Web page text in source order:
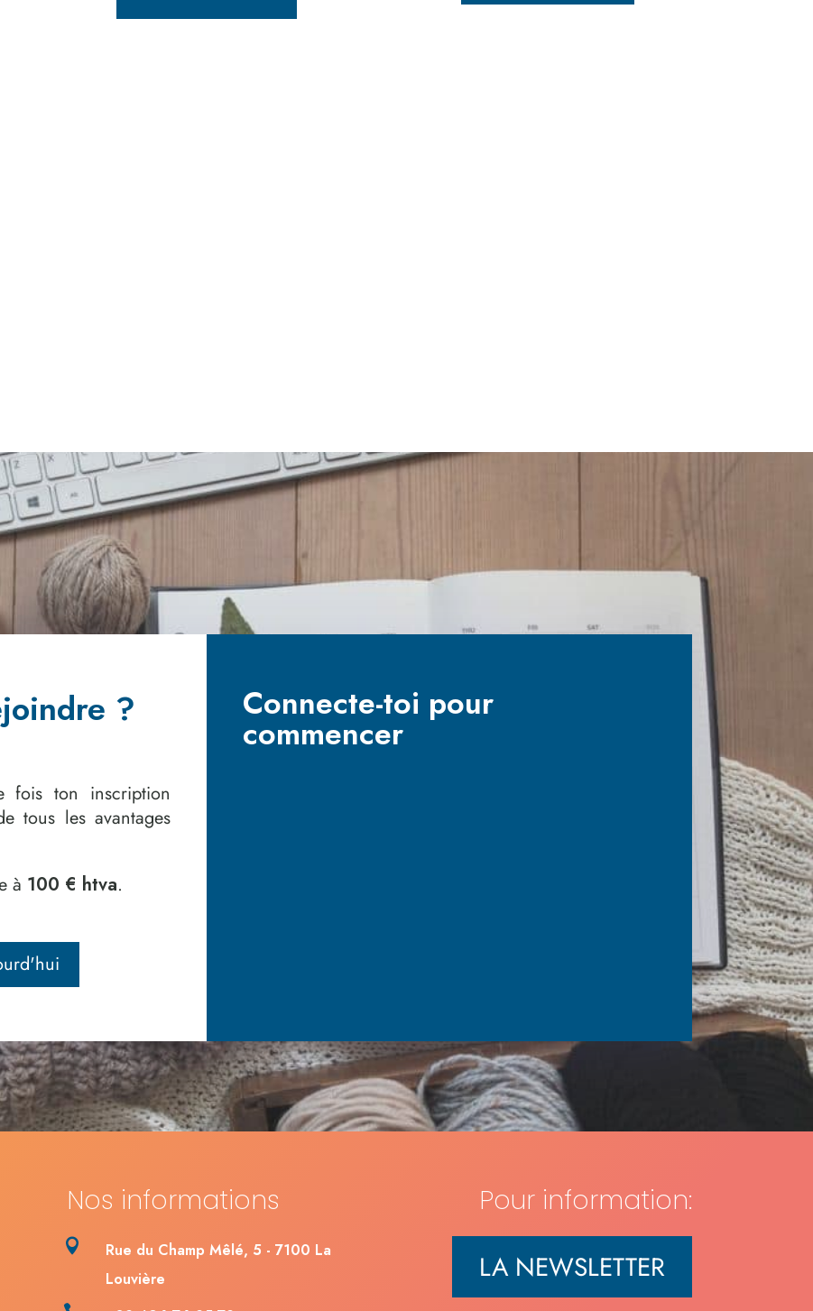
?
fois ton inscription
tous les avantages
à 100 € htva.
Connecte-toi pour
commencer
Nos informations

Rue du Champ Mêlé, 5 - 7100 La
Louvière
Pour information:
LA NEWSLETTER